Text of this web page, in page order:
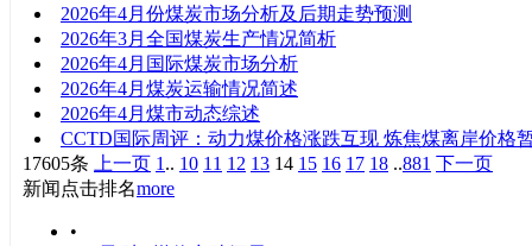
2026年4月份煤炭市场分析及后期走势预测
2026年3月全国煤炭生产情况简析
2026年4月国际煤炭市场分析
2026年4月煤炭运输情况简述
2026年4月煤市动态综述
CCTD国际周评：动力煤价格涨跌互现 炼焦煤离岸价格
17605条
上一页 1 .. 10 11 12 13 14 15 16 17 18 ..881 下一页
新闻点击排名more
•